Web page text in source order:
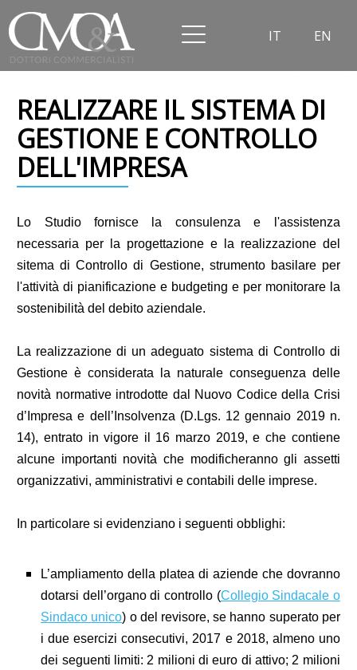
IT EN
REALIZZARE IL SISTEMA DI
GESTIONE E CONTROLLO
DELL'IMPRESA
Lo Studio fornisce la consulenza e l'assistenza
necessaria per la progettazione e la realizzazione del
sitema di Controllo di Gestione, strumento basilare per
l'attività di pianificazione e budgeting e per monitorare la
sostenibilità del debito aziendale.
La realizzazione di un adeguato sistema di Controllo di
Gestione è considerata la naturale conseguenza delle
novità normative introdotte dal Nuovo Codice della Crisi
d’Impresa e dell’Insolvenza (D.Lgs. 12 gennaio 2019 n.
14), entrato in vigore il 16 marzo 2019, e che contiene
alcune importanti novità che modificheranno gli assetti
organizzativi, amministrativi e contabili delle imprese.
In particolare si evidenziano i seguenti obblighi:
L’ampliamento della platea di aziende che dovranno
dotarsi dell’organo di controllo (Collegio Sindacale o
Sindaco unico) o del revisore, se hanno superato per
i due esercizi consecutivi, 2017 e 2018, almeno uno
dei seguenti limiti: 2 milioni di euro di attivo; 2 milioni